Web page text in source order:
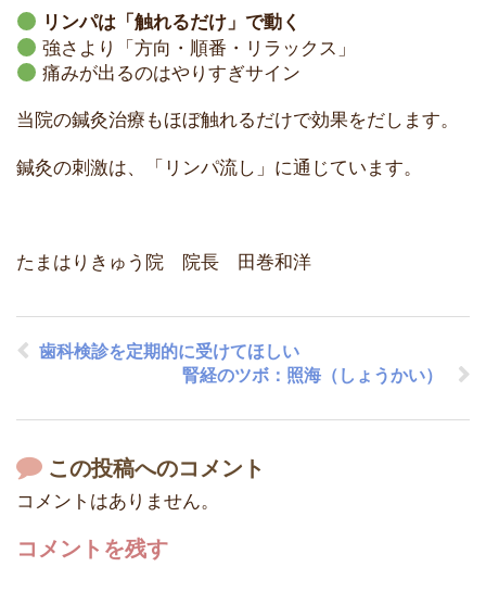
リンパは「触れるだけ」で動く
強さより「方向・順番・リラックス」
痛みが出るのはやりすぎサイン
当院の鍼灸治療もほぼ触れるだけで効果をだします。
鍼灸の刺激は、「リンパ流し」に通じています。
たまはりきゅう院 院長 田巻和洋
歯科検診を定期的に受けてほしい
腎経のツボ：照海（しょうかい）
この投稿へのコメント
コメントはありません。
コメントを残す